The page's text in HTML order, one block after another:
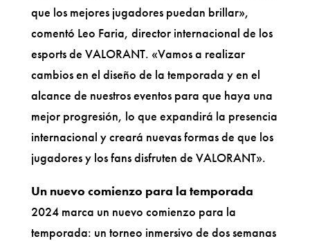
que los mejores jugadores puedan brillar»,
comentó Leo Faria, director internacional de los
esports de VALORANT. «Vamos a realizar
cambios en el diseño de la temporada y en el
alcance de nuestros eventos para que haya una
mejor progresión, lo que expandirá la presencia
internacional y creará nuevas formas de que los
jugadores y los fans disfruten de VALORANT».
Un nuevo comienzo para la temporada
2024 marca un nuevo comienzo para la
temporada: un torneo inmersivo de dos semanas